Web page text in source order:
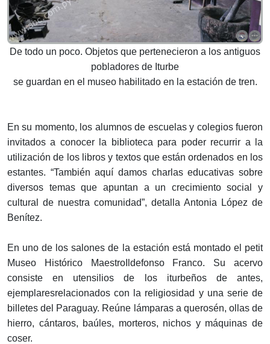
De todo un poco. Objetos que pertenecieron a los antiguos
pobladores de Iturbe
se guardan en el museo habilitado en la estación de tren.
En su momento, los alumnos de escuelas y colegios fueron
invitados a conocer la biblioteca para poder recurrir a la
utilización de los libros y textos que están ordenados en los
estantes. “También aquí damos charlas educativas sobre
diversos temas que apuntan a un crecimiento social y
cultural de nuestra comunidad”, detalla Antonia López de
Benítez.
En uno de los salones de la estación está montado el petit
Museo Histórico MaestroIldefonso Franco. Su acervo
consiste en utensilios de los iturbeños de antes,
ejemplaresrelacionados con la religiosidad y una serie de
billetes del Paraguay. Reúne lámparas a querosén, ollas de
hierro, cántaros, baúles, morteros, nichos y máquinas de
coser.